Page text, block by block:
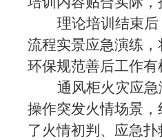
理论培训结束
流程实景应急演练
环保规范善后工作有
通风柜火灾应
操作突发火情场景
了火情初判、应急